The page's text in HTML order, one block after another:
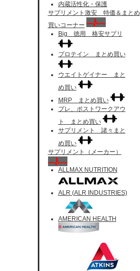
内蔵活性化・保護
サプリメント激安 特価＆まとめ
買いコーナー
Big 徳用 格安サプリ
プロテイン まとめ買い
ウエイトゲイナー まと
め買い
MRP まとめ買い
プレ、ポストワークアウ
ト まとめ買い
サプリメント 諸々まと
め買い
サプリメント（メーカー）
ALLMAX NUTRITION
ALR (ALR INDUSTRIES)
AMERICAN HEALTH